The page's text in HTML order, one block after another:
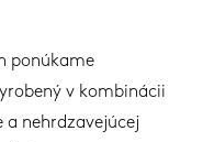
ponúkame
v kombinácii
a nehrdzavejúcej